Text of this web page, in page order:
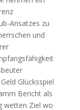
Ansatzes zu
und
Glücksspiel
Bericht als
wetten Ziel wo